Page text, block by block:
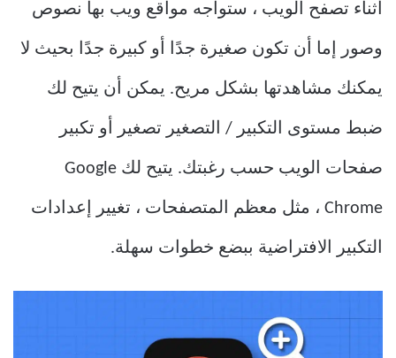
أثناء تصفح الويب ، ستواجه مواقع ويب بها نصوص
وصور إما أن تكون صغيرة جدًا أو كبيرة جدًا بحيث لا
يمكنك مشاهدتها بشكل مريح. يمكن أن يتيح لك
ضبط مستوى التكبير / التصغير تصغير أو تكبير
صفحات الويب حسب رغبتك. يتيح لك Google
Chrome ، مثل معظم المتصفحات ، تغيير إعدادات
التكبير الافتراضية ببضع خطوات سهلة.